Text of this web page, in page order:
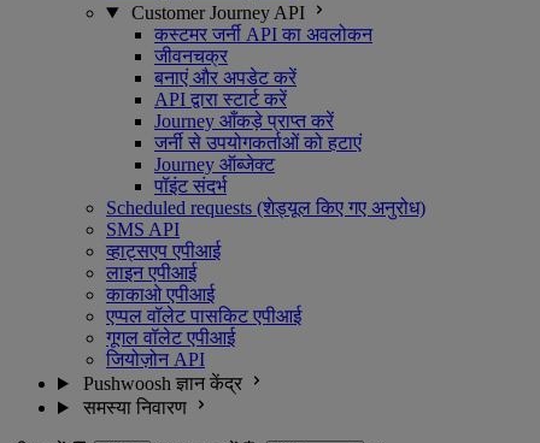
Customer Journey API
कस्टमर जर्नी API का अवलोकन
जीवनचक्र
बनाएं और अपडेट करें
API द्वारा स्टार्ट करें
Journey आँकड़े प्राप्त करें
जर्नी से उपयोगकर्ताओं को हटाएं
Journey ऑब्जेक्ट
पॉइंट संदर्भ
Scheduled requests (शेड्यूल किए गए अनुरोध)
SMS API
व्हाट्सएप एपीआई
लाइन एपीआई
काकाओ एपीआई
एप्पल वॉलेट पासकिट एपीआई
गूगल वॉलेट एपीआई
जियोज़ोन API
Pushwoosh ज्ञान केंद्र
समस्या निवारण